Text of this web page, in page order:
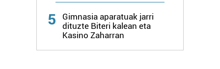
5
Gimnasia aparatuak jarri
dituzte Biteri kalean eta
Kasino Zaharran